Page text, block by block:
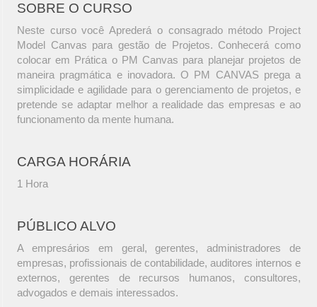
SOBRE O CURSO
Neste curso você Aprederá o consagrado método Project
Model Canvas para gestão de Projetos. Conhecerá como
colocar em Prática o PM Canvas para planejar projetos de
maneira pragmática e inovadora. O PM CANVAS prega a
simplicidade e agilidade para o gerenciamento de projetos, e
pretende se adaptar melhor a realidade das empresas e ao
funcionamento da mente humana.
CARGA HORÁRIA
1 Hora
PÚBLICO ALVO
A empresários em geral, gerentes, administradores de
empresas, profissionais de contabilidade, auditores internos e
externos, gerentes de recursos humanos, consultores,
advogados e demais interessados.